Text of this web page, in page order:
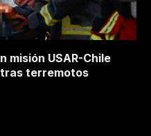
misión USAR-Chile
tras terremotos